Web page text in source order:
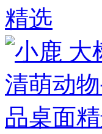
精选